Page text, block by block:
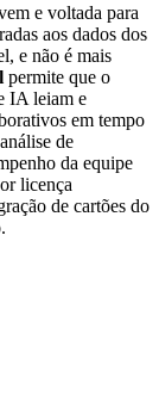
e voltada para
aos dados dos
e não é mais
permite que o
IA leiam e
em tempo
de
da equipe
licença
de cartões do